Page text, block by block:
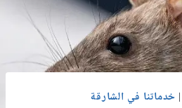
| خدماتنا في الشارقة